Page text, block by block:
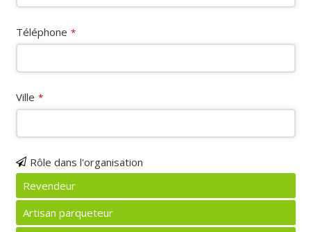
Téléphone *
Ville *
Rôle dans l'organisation
Revendeur
Artisan parqueteur